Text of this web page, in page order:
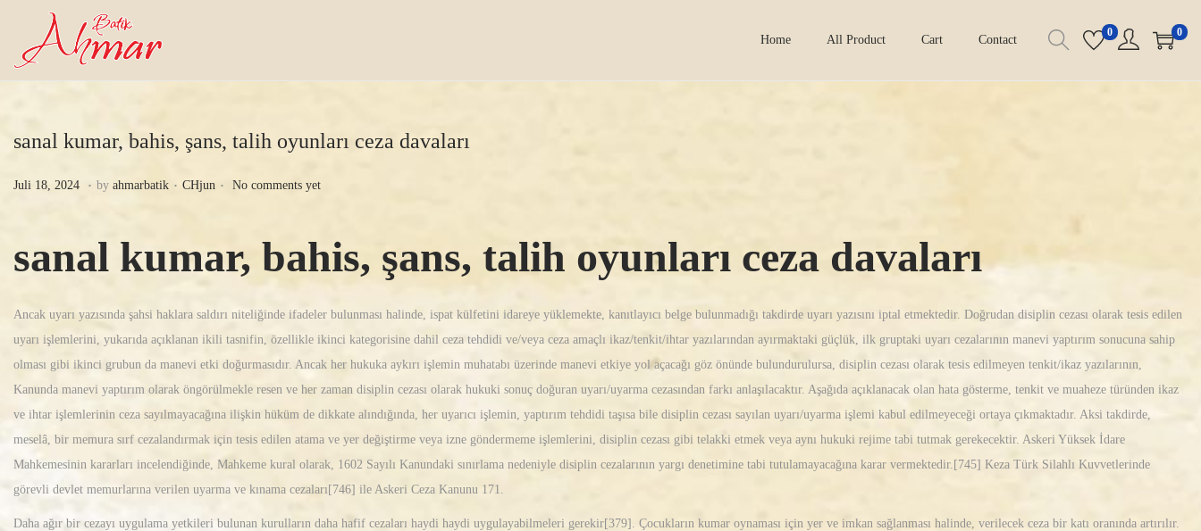
Home All Product Cart Contact
0 0
sanal kumar, bahis, şans, talih oyunları ceza davaları
P
t
d
Juli 18, 2024
i
,
2
2
. by ahmarbatik . P
t
CHjun . No comments yet
sanal kumar, bahis, şans, talih oyunları ceza davaları
Ancak uyarı yazısında şahsi haklara saldırı niteliğinde ifadeler bulunması halinde, ispat külfetini idareye yüklemekte, kanıtlayıcı belge bulunmadığı takdirde uyarı yazısını iptal etmektedir. Doğrudan disiplin cezası olarak tesis edilen
uyarı işlemlerini, yukarıda açıklanan ikili tasnifin, özellikle ikinci kategorisine dahil ceza tehdidi ve/veya ceza amaçlı ikaz/tenkit/ihtar yazılarından ayırmaktaki güçlük, ilk gruptaki uyarı cezalarının manevi yaptırım sonucuna sahip
olması gibi ikinci grubun da manevi etki doğurmasıdır. Ancak her hukuka aykırı işlemin muhatabı üzerinde manevi etkiye yol açacağı göz önünde bulundurulursa, disiplin cezası olarak tesis edilmeyen tenkit/ikaz yazılarının,
Kanunda manevi yaptırım olarak öngörülmekle resen ve her zaman disiplin cezası olarak hukuki sonuç doğuran uyarı/uyarma cezasından farkı anlaşılacaktır. Aşağıda açıklanacak olan hata gösterme, tenkit ve muaheze türünden ikaz
ve ihtar işlemlerinin ceza sayılmayacağına ilişkin hüküm de dikkate alındığında, her uyarıcı işlemin, yaptırım tehdidi taşısa bile disiplin cezası sayılan uyarı/uyarma işlemi kabul edilmeyeceği ortaya çıkmaktadır. Aksi takdirde,
meselâ, bir memura sırf cezalandırmak için tesis edilen atama ve yer değiştirme veya izne göndermeme işlemlerini, disiplin cezası gibi telakki etmek veya aynı hukuki rejime tabi tutmak gerekecektir. Askeri Yüksek İdare
Mahkemesinin kararları incelendiğinde, Mahkeme kural olarak, 1602 Sayılı Kanundaki sınırlama nedeniyle disiplin cezalarının yargı denetimine tabi tutulamayacağına karar vermektedir.[745] Keza Türk Silahlı Kuvvetlerinde
görevli devlet memurlarına verilen uyarma ve kınama cezaları[746] ile Askeri Ceza Kanunu 171.
Daha ağır bir cezayı uygulama yetkileri bulunan kurulların daha hafif cezaları haydi haydi uygulayabilmeleri gerekir[379]. Çocukların kumar oynaması için yer ve imkan sağlanması halinde, verilecek ceza bir katı oranında artırılır.